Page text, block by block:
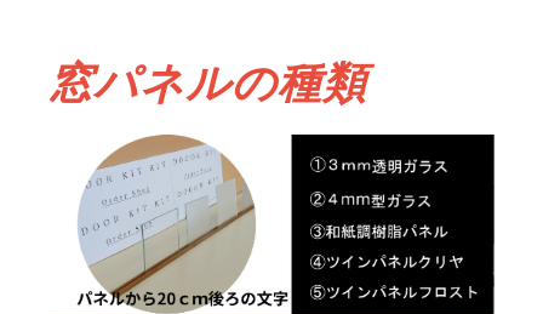
窓パネルの種類